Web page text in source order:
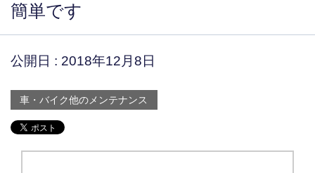
簡単です
公開日 : 2018年12月8日
車・バイク他のメンテナンス